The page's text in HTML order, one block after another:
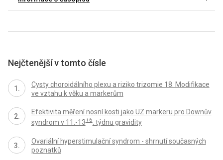
Nejčtenější v tomto čísle
Cysty choroidálního plexu a riziko trizomie 18. Modifikace
ve vztahu k věku a markerům
Efektivita měření nosní kosti jako UZ markeru pro Downův
syndrom v 11.-13+6. týdnu gravidity
Ovariální hyperstimulační syndrom - shrnutí současných
poznatků